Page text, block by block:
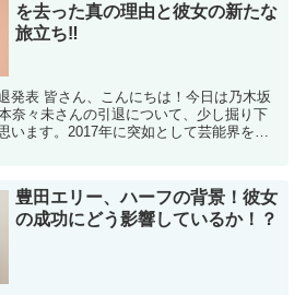
を去った真の理由と彼女の新たな
旅立ち‼
発表 皆さん、こんにちは！今日は乃木坂
奈々未さんの引退について、少し掘り下
います。2017年に突如として芸能界を引
豊田エリー、ハーフの背景！彼女
の成功にどう影響しているか！？